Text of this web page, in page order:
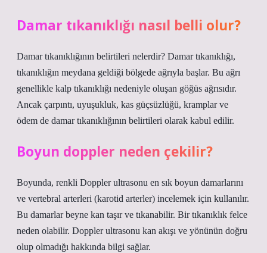
Damar tıkanıklığı nasıl belli olur?
Damar tıkanıklığının belirtileri nelerdir? Damar tıkanıklığı,
tıkanıklığın meydana geldiği bölgede ağrıyla başlar. Bu ağrı
genellikle kalp tıkanıklığı nedeniyle oluşan göğüs ağrısıdır.
Ancak çarpıntı, uyuşukluk, kas güçsüzlüğü, kramplar ve
ödem de damar tıkanıklığının belirtileri olarak kabul edilir.
Boyun doppler neden çekilir?
Boyunda, renkli Doppler ultrasonu en sık boyun damarlarını
ve vertebral arterleri (karotid arterler) incelemek için kullanılır.
Bu damarlar beyne kan taşır ve tıkanabilir. Bir tıkanıklık felce
neden olabilir. Doppler ultrasonu kan akışı ve yönünün doğru
olup olmadığı hakkında bilgi sağlar.